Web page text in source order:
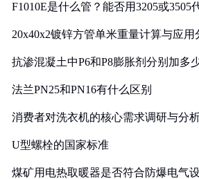
F1010E是什么管？能否用3205或3505
20x40x2镀锌方管单米重量计算与应用
抗渗混凝土中P6和P8膨胀剂分别加多
法兰PN25和PN16有什么区别
消费者对洗衣机的核心需求调研与分
U型螺栓的国家标准
煤矿用电热取暖器是否符合防爆电气